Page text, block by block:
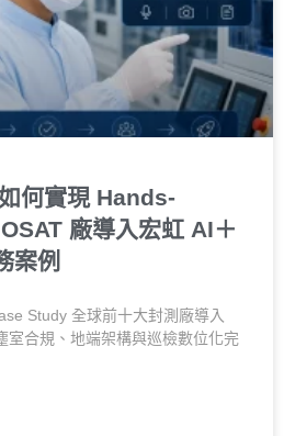
何實現 Hands-
廠導入宏虹 AI＋
案例
Study 全球前十大封測廠導入
室合規、地端架構與巡檢數位化完